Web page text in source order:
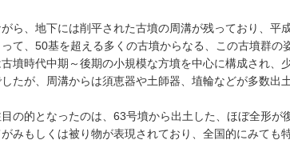
ら、地下には削平された古墳の周溝が残っており、平
て、50基を超える多くの古墳からなる、この古墳群の
墳時代中期～後期の小規模な方墳を中心に構成され、
たが、周溝からは須恵器や土師器、埴輪などが多数出
の的となったのは、63号墳から出土した、ほぼ全形が
みもしくは被り物が表現されており、全国的にみても